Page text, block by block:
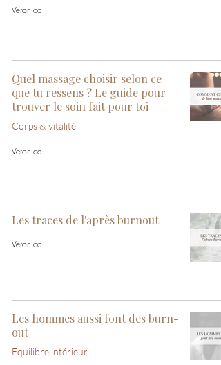
Veronica
Quel massage choisir selon ce
que tu ressens ? Le guide pour
trouver le soin fait pour toi
Corps & vitalité
Veronica
Les traces de l'après burnout
Veronica
Les hommes aussi font des burn-
out
Equilibre intérieur